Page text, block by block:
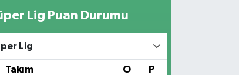
Lig Puan Durumu
Lig
Takım O P